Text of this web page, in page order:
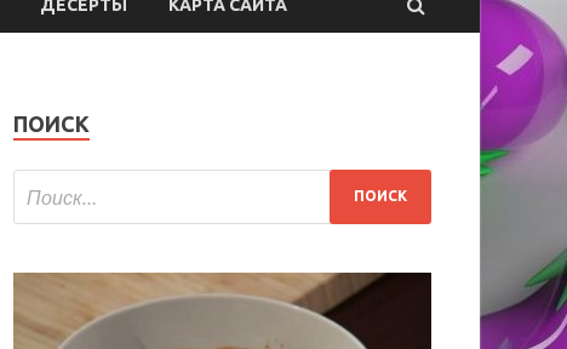
ДЕСЕРТЫ КАРТА САЙТА
ПОИСК